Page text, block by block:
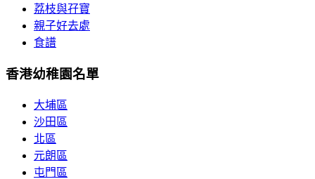
荔枝與孖寶
親子好去處
食譜
香港幼稚園名單
大埔區
沙田區
北區
元朗區
屯門區